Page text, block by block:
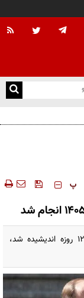
پ
وزیر جهاد کشاورزی: با تدابیری که پس از جنگ ۱۲ روزه اندیشیده شد،